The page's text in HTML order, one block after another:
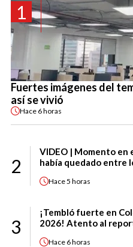
1
Fuertes imágenes del
así se vivió
Hace 6 horas
2
VIDEO | Momento en
había quedado entre
Hace5 horas
3
¡Tembló fuerte en
2026! Atento al
Hace 6 horas